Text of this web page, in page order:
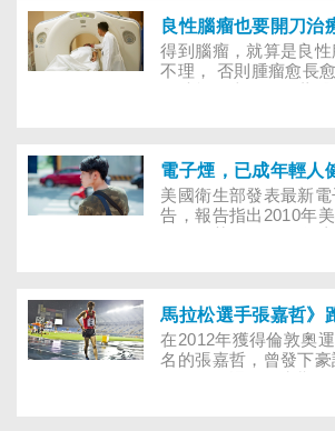
良性腦瘤也要開刀治
得到腦瘤，就算是良
不理， 否則腫瘤愈長
月異，即便得開刀，
電子煙，已成年輕人
美國衛生部發表最新
告，報告指出2010年
生使用電子菸，已超
傷，任何菸品的形式
子菸難控管，董氏基金
管，應納菸害防制法。
在2012年獲得倫敦奧
名的張嘉哲，曾發下